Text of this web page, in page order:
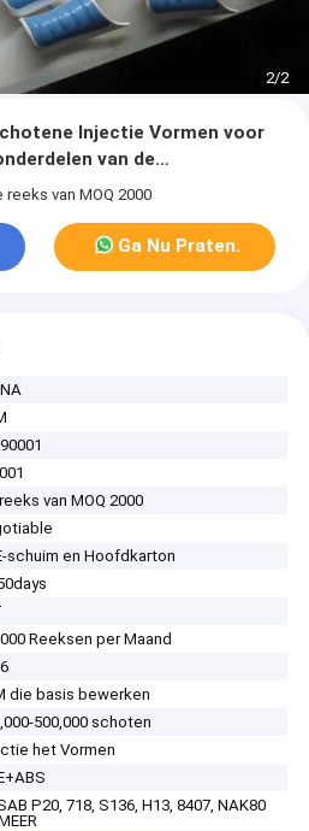
2/2
Injectie Vormen voor
van de
reeks van MOQ 2000
Ga Nu Praten.
van MOQ 2000
schuim en Hoofdkarton
Reeksen per Maand
die basis bewerken
500,000 schoten
het Vormen
P20, 718, S136, H13, 8407, NAK80